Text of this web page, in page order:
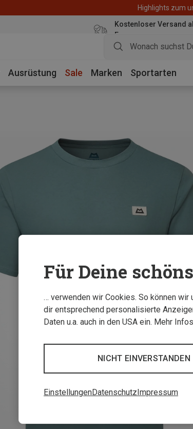
Highlights zum
Kostenloser Versand
Euro
Ausrüstung Sale Marken Sportarten
Für Deine
… verwenden wir Cookies. So können
dir entsprechend personalisierte
Daten u.a. auch in den USA ein. Mehr
NICHT EINVERSTANDEN
EinstellungenDatenschutz Impressum